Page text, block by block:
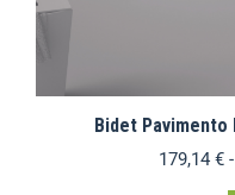
Bidet Pavimento
179,14 € -